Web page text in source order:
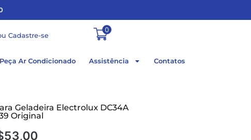
Cadastre-se
0
Peça Ar Condicionado Assistência Contatos
Geladeira Electrolux DC34A
Original
53,00